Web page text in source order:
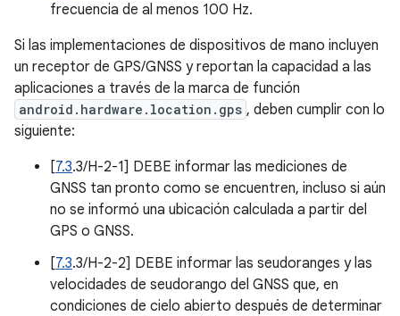
frecuencia de al menos 100 Hz.
Si las implementaciones de dispositivos de mano incluyen
un receptor de GPS/GNSS y reportan la capacidad a las
aplicaciones a través de la marca de función
android.hardware.location.gps , deben cumplir con lo
siguiente:
[7.3.3/H-2-1] DEBE informar las mediciones de
GNSS tan pronto como se encuentren, incluso si aún
no se informó una ubicación calculada a partir del
GPS o GNSS.
[7.3.3/H-2-2] DEBE informar las seudoranges y las
velocidades de seudorango del GNSS que, en
condiciones de cielo abierto después de determinar